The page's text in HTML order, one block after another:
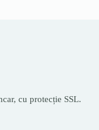
cu protecție SSL.